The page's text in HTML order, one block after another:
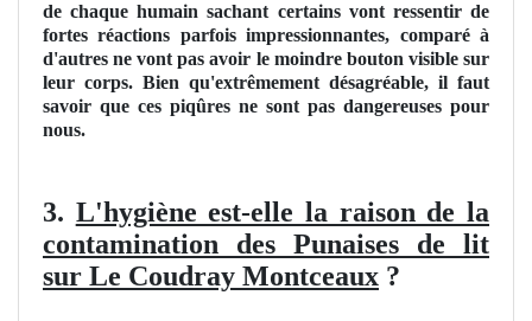
de chaque humain sachant certains vont ressentir de
fortes réactions parfois impressionnantes, comparé à
d'autres ne vont pas avoir le moindre bouton visible sur
leur corps. Bien qu'extrêmement désagréable, il faut
savoir que ces piqûres ne sont pas dangereuses pour
nous.
3. L'hygiène est-elle la raison de la
contamination des Punaises de lit
sur Le Coudray Montceaux ?